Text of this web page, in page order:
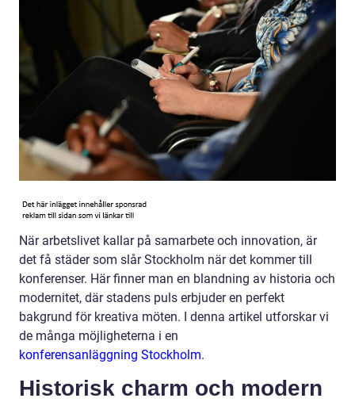
När arbetslivet kallar på samarbete och innovation, är
det få städer som slår Stockholm när det kommer till
konferenser. Här finner man en blandning av historia och
modernitet, där stadens puls erbjuder en perfekt
bakgrund för kreativa möten. I denna artikel utforskar vi
de många möjligheterna i en
konferensanläggning Stockholm.
Historisk charm och modern